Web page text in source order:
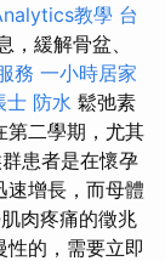
教學 台
，緩解骨盆、
務 一小時居家
士 防水 鬆弛素
第二學期，尤其
患者是在懷孕
速增長，而母體
肉疼痛的徵兆
的，需要立即